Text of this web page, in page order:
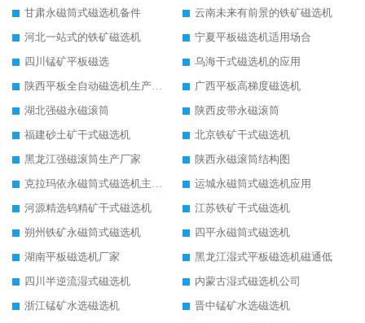
甘肃永磁筒式磁选机备件
云南未来有前景的铁矿磁选机
河北一站式的铁矿磁选机
宁夏平板磁选机适用场合
四川锰矿平板磁选
乌海干式磁选机的应用
陕西平板全自动磁选机生产厂家
广西平板高梯度磁选机
湖北强磁永磁滚筒
陕西皮带永磁滚筒
福建砂土矿干式磁选机
北京铁矿干式磁选机
黑龙江强磁滚筒生产厂家
陕西永磁滚筒结构图
克拉玛依永磁筒式磁选机主要技术参数
运城永磁筒式磁选机应用
河源精选钨精矿干式磁选机
江苏铁矿干式磁选机
朔州铁矿永磁筒式磁选机
四平永磁筒式磁选机
湖南平板磁选机厂家
黑龙江湿式平板磁选机磁通低
四川半逆流湿式磁选机
内蒙古湿式磁选机公司
浙江锰矿水选磁选机
晋中锰矿水选磁选机